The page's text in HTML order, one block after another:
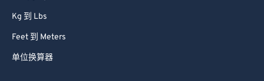
Kg 到 Lbs
Feet 到 Meters
单位换算器